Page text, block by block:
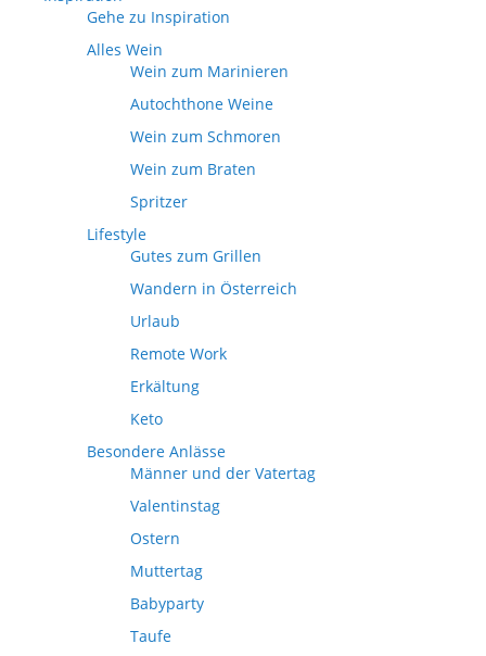
Gehe zu Inspiration
Alles Wein
Wein zum Marinieren
Autochthone Weine
Wein zum Schmoren
Wein zum Braten
Spritzer
Lifestyle
Gutes zum Grillen
Wandern in Österreich
Urlaub
Remote Work
Erkältung
Keto
Besondere Anlässe
Männer und der Vatertag
Valentinstag
Ostern
Muttertag
Babyparty
Taufe